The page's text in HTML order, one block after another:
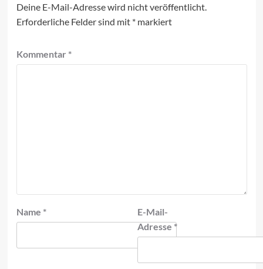
Deine E-Mail-Adresse wird nicht veröffentlicht.
Erforderliche Felder sind mit *markiert
Kommentar *
Name *
E-Mail-
Adresse*